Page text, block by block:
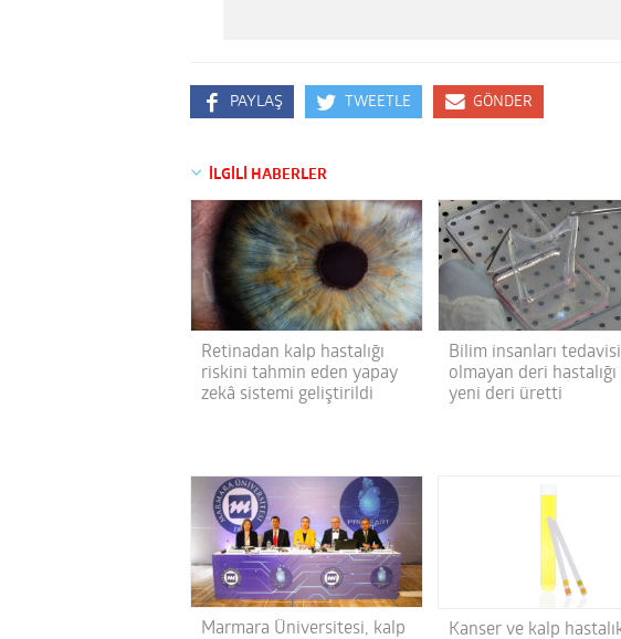
PAYLAŞ TWEETLE GÖNDER
İLGİLİ HABERLER
Retinadan kalp hastalığı
riskini tahmin eden yapay
zekâ sistemi geliştirildi
Bilim insanları tedavisi
olmayan deri hastalığı
yeni deri üretti
Marmara Üniversitesi, kalp Kanser ve kalp